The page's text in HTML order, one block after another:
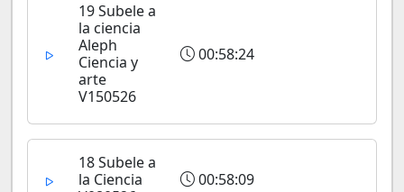
19 Subele a
la ciencia
Aleph
Ciencia y
arte
V150526
00:58:24
18 Subele a
la Ciencia
00:58:09